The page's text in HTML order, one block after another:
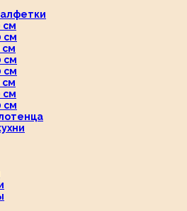
см
см
см
см
см
см
см
см